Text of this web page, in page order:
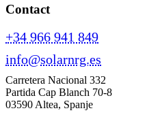
Contact
+34 966 941 849
info@solarnrg.es
Carretera Nacional 332
Partida Cap Blanch 70-8
03590 Altea, Spanje